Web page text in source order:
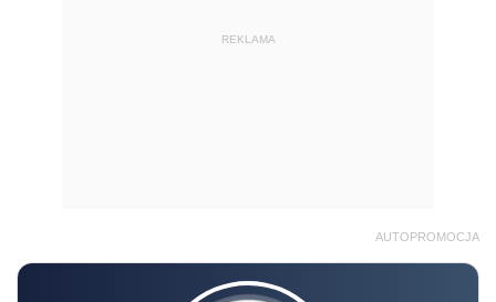
REKLAMA
AUTOPROMOCJA